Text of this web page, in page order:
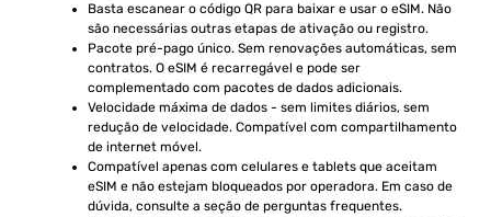
Basta escanear o código QR para baixar e usar o eSIM. Não
são necessárias outras etapas de ativação ou registro.
Pacote pré-pago único. Sem renovações automáticas, sem
contratos. O eSIM é recarregável e pode ser
complementado com pacotes de dados adicionais.
Velocidade máxima de dados - sem limites diários, sem
redução de velocidade. Compatível com compartilhamento
de internet móvel.
Compatível apenas com celulares e tablets que aceitam
eSIM e não estejam bloqueados por operadora. Em caso de
dúvida, consulte a seção de perguntas frequentes.